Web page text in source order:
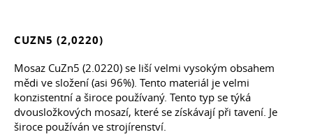
CUZN5 (2,0220)
Mosaz CuZn5 (2.0220) se liší velmi vysokým obsahem
mědi ve složení (asi 96%). Tento materiál je velmi
konzistentní a široce používaný. Tento typ se týká
dvousložkových mosazí, které se získávají při tavení. Je
široce používán ve strojírenství.